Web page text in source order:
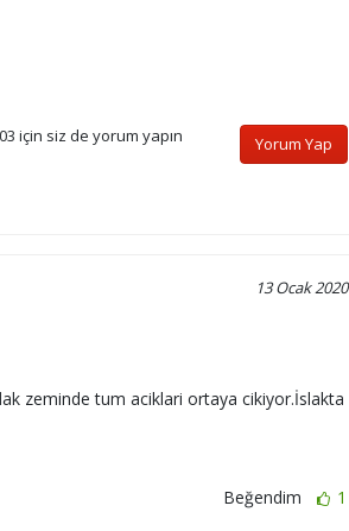
için siz de yorum yapın Yorum Yap
13 Ocak 2020
zeminde tum aciklari ortaya cikiyor.İslakta
Beğendim 1